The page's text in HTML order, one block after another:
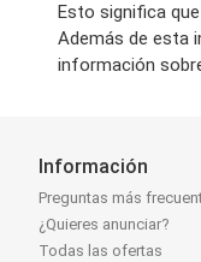
Esto significa
Además de esta
información
Información
Preguntas más
¿Quieres anunciar?
Todas las ofertas